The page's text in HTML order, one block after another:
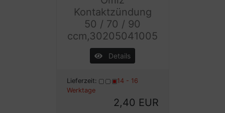
Kontaktzündung
50 / 70 / 90
ccm,30205041005
Details
Lieferzeit:
14 - 16
Werktage
2,40 EUR